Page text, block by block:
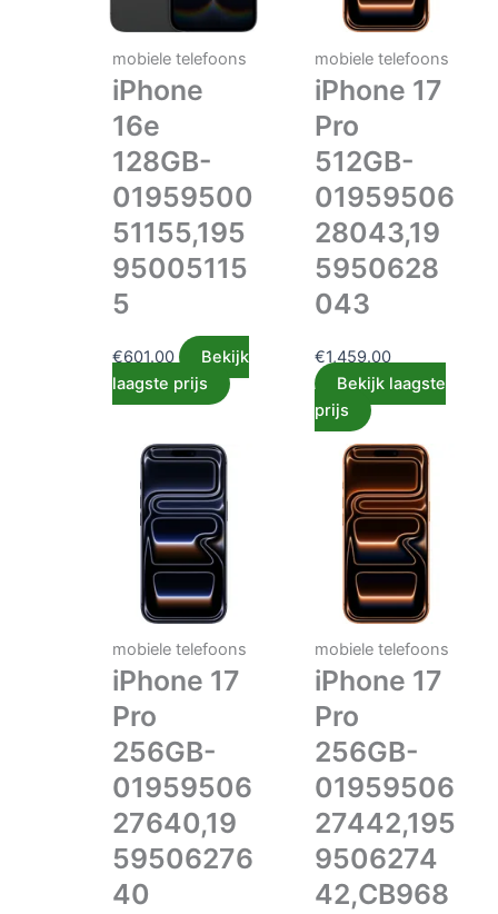
mobiele telefoons
iPhone
16e
128GB-
01959500
51155,195
95005115
5
€601.00
Bekijk
laagste prijs
mobiele telefoons
iPhone 17
Pro
512GB-
01959506
28043,19
5950628
043
€1,459.00
Bekijk laagste
prijs
mobiele telefoons
iPhone 17
Pro
256GB-
01959506
27640,19
59506276
40
mobiele telefoons
iPhone 17
Pro
256GB-
01959506
27442,195
9506274
42,CB968